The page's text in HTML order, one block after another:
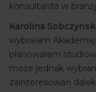
konsultanta w
Karolina
wybrałam
planowałam
może jednak
zainteresowań